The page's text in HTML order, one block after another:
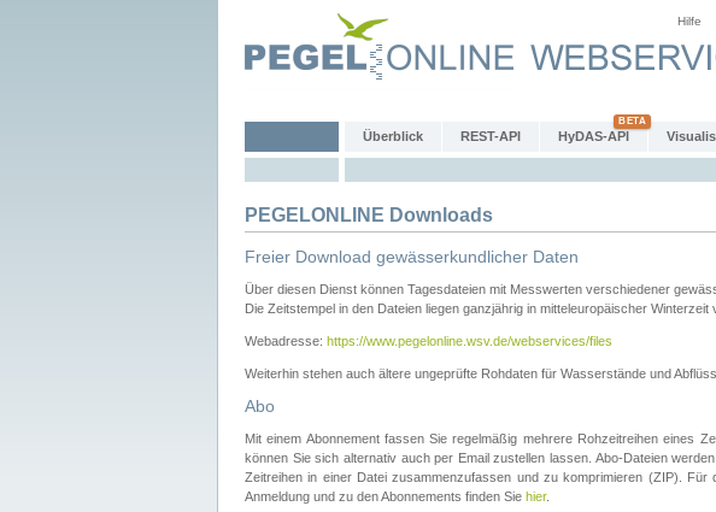
Hilfe
Überblick REST-API HyDAS-API
PEGELONLINE Downloads
Freier Download gewässerkundlicher Daten
Über diesen Dienst können Tagesdateien mit Messwerten verschiedener
Die Zeitstempel in den Dateien liegen ganzjährig in mitteleuropäischer Winterzeit
Webadresse: https://www.pegelonline.wsv.de/webservices/files
Weiterhin stehen auch ältere ungeprüfte Rohdaten für Wasserstände und
Abo
Mit einem Abonnement fassen Sie regelmäßig mehrere Rohzeitreihen eines
können Sie sich alternativ auch per Email zustellen lassen. Abo-Dateien
Zeitreihen in einer Datei zusammenzufassen und zu komprimieren (ZIP).
Anmeldung und zu den Abonnements finden Sie hier.